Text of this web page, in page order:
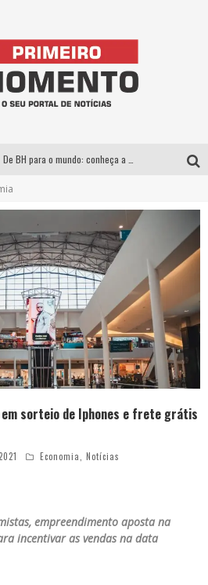
em sorteio de Iphones e frete grátis
Economia, Notícias
empreendimento aposta na
incentivar as vendas na data